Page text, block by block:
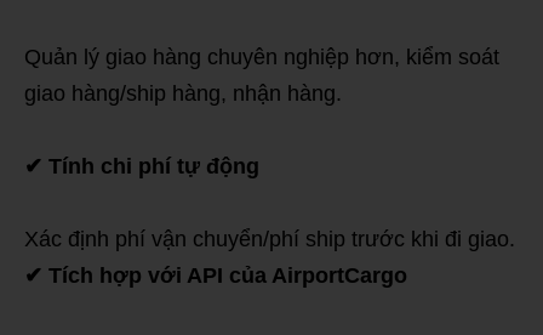
Quản lý giao hàng chuyên nghiệp hơn, kiểm soát
giao hàng/ship hàng, nhận hàng.
✔ Tính chi phí tự động
Xác định phí vận chuyển/phí ship trước khi đi giao.
✔ Tích hợp với API của AirportCargo